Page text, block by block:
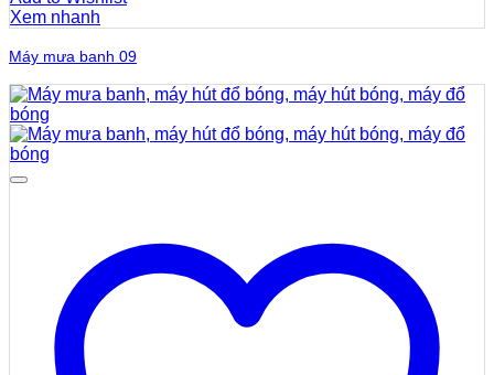
Xem nhanh
Máy mưa banh 09